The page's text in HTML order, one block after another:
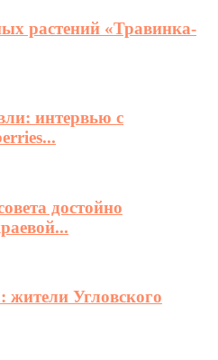
растений «Травинка-
интервью с
достойно
жители Угловского